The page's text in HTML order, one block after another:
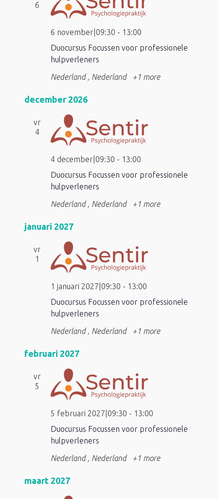
6
Duocursus Focussen voor professionele
hulpverleners
6 november|09:30 - 13:00
Nederland , Nederland +1 more
december 2026
vr
4
Duocursus Focussen voor professionele
hulpverleners
4 december|09:30 - 13:00
Nederland , Nederland +1 more
januari 2027
vr
1
Duocursus Focussen voor professionele
hulpverleners
1 januari 2027|09:30 - 13:00
Nederland , Nederland +1 more
februari 2027
vr
5
Duocursus Focussen voor professionele
hulpverleners
5 februari 2027|09:30 - 13:00
Nederland , Nederland +1 more
maart 2027